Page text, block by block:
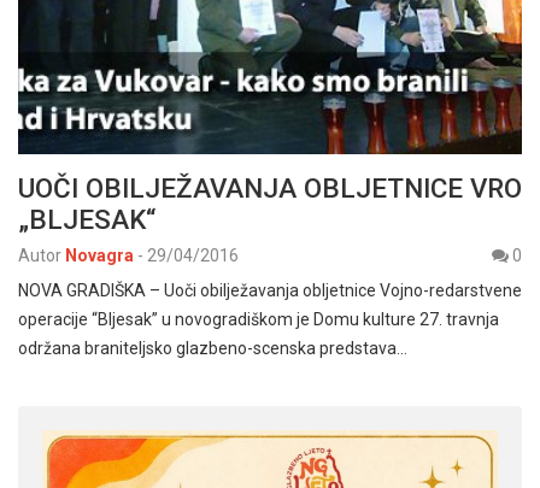
UOČI OBILJEŽAVANJA OBLJETNICE VRO
„BLJESAK“
Autor Novagra - 29/04/2016
0
NOVA GRADIŠKA – Uoči obilježavanja obljetnice Vojno-redarstvene
operacije “Bljesak” u novogradiškom je Domu kulture 27. travnja
održana braniteljsko glazbeno-scenska predstava…